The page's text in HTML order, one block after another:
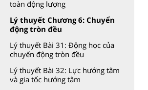
toàn động lượng
Lý thuyết Chương 6: Chuyển
động tròn đều
Lý thuyết Bài 31: Động học của
chuyển động tròn đều
Lý thuyết Bài 32: Lực hướng tâm
và gia tốc hướng tâm